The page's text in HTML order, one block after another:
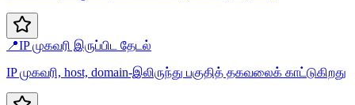
📍IP முகவரி இருப்பிட தேடல்
IP முகவரி, host, domain-இலிருந்து பகுதித் தகவலைக் காட்டுகிறது